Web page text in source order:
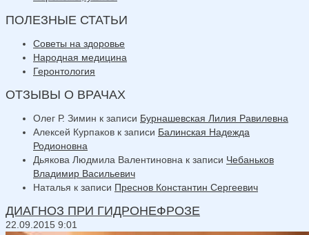
ПОЛЕЗНЫЕ СТАТЬИ
Советы на здоровье
Народная медицина
Геронтология
ОТЗЫВЫ О ВРАЧАХ
Олег Р. Зимин к записи Бурнашевская Лилия Равилевна
Алексей Курпаков к записи Балинская Надежда
Родионовна
Дьякова Людмила Валентиновна к записи Чебаньков
Владимир Васильевич
Наталья к записи Преснов Константин Сергеевич
ДИАГНОЗ ПРИ ГИДРОНЕФРОЗЕ
22.09.2015 9:01